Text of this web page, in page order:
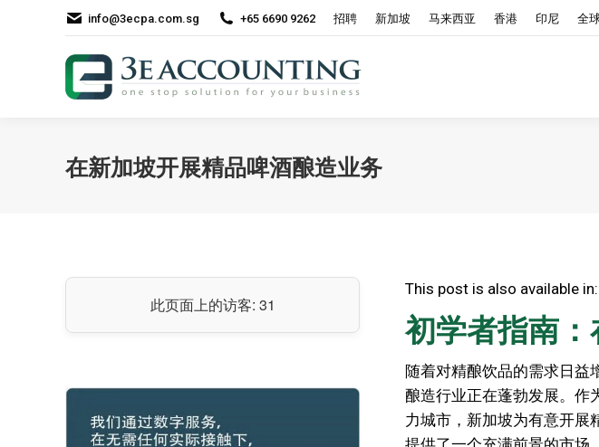
info@3ecpa.com.sg +65 6690 9262 招聘 新加坡 马来西亚 香港 印尼 全
在新加坡开展精品啤酒酿造业务
This post is also available in:
初学者指南
随着对精酿饮品的需求日益
酿造行业正在蓬勃发展。作
力城市，新加坡为有意开展
此页面上的访客: 31